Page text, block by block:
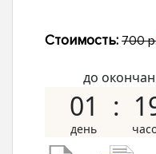
Стоимость: 700
до
01